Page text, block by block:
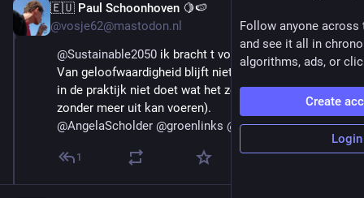
🇪🇺 Paul Schoonhoven 🍋🍉
@vosje62@mastodon.nl
@Sustainable2050 ik bracht t vooral positief. 😉
Van geloofwaardigheid blijft niets over als eem partij
in de praktijk niet doet wat het zelf voorstelt (en
zonder meer uit kan voeren).
@AngelaScholder @groenlinks @ PvdA
1
Follow anyone across
and see it all in
algorithms, ads, or
Create
Login